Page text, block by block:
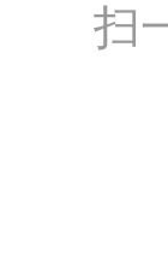
扫